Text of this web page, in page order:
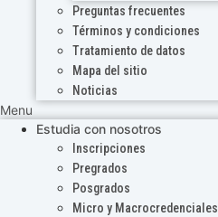
Preguntas frecuentes
Términos y condiciones
Tratamiento de datos
Mapa del sitio
Noticias
Menu
Estudia con nosotros
Inscripciones
Pregrados
Posgrados
Micro y Macrocredenciales